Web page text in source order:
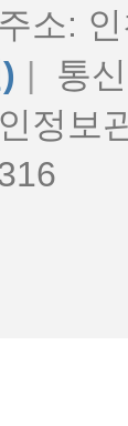
주소:
|
통
정보